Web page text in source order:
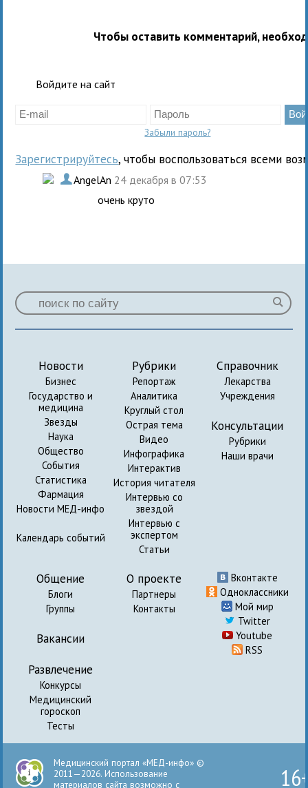
Чтобы оставить комментарий,
Войдите на сайт
Забыли пароль?
Зарегистрируйтесь, чтобы воспользоваться всеми
.AngelAn 24 декабря в 07:53
очень круто
Новости
Бизнес
Государство и
медицина
Звезды
Наука
Общество
События
Статистика
Фармация
Новости МЕД-инфо
Календарь событий
Рубрики
Репортаж
Аналитика
Круглый стол
Острая тема
Видео
Инфографика
Интерактив
История читателя
Интервью со
звездой
Интервью с
экспертом
Статьи
Справочник
Лекарства
Учреждения
Консультации
Рубрики
Наши врачи
Общение
Блоги
Группы
Вакансии
Развлечение
Конкурсы
Медицинский
гороскоп
Тесты
О проекте
Партнеры
Контакты
Вконтакте
Одноклассники
Мой мир
Twitter
Youtube
RSS
Медицинский портал «МЕД-инфо» ©
2011—2026. Использование
материалов сайта возможно с